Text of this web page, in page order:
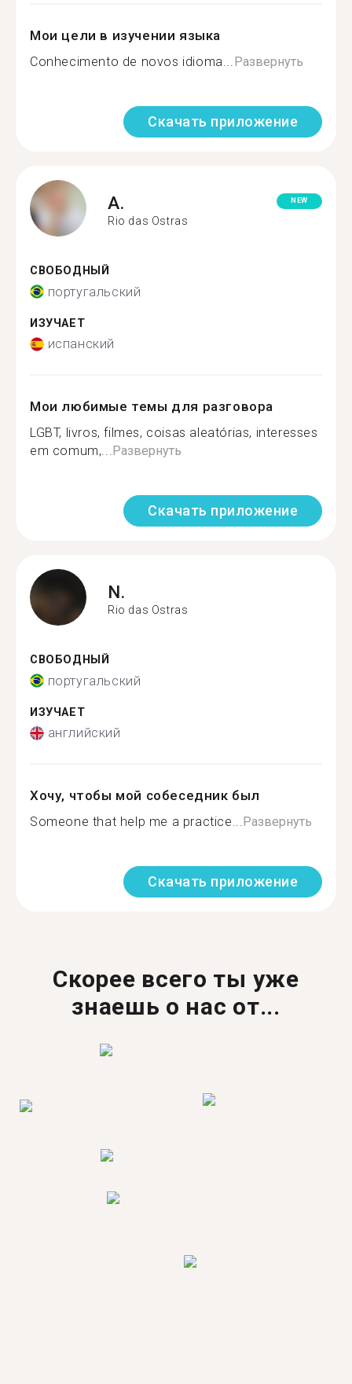
Мои цели в изучении языка
Conhecimento de novos idioma...Развернуть
Скачать приложение
A.
Rio das Ostras
NEW
СВОБОДНЫЙ
португальский
ИЗУЧАЕТ
испанский
Мои любимые темы для разговора
LGBT, livros, filmes, coisas aleatórias, interesses
em comum,...Развернуть
Скачать приложение
N.
Rio das Ostras
СВОБОДНЫЙ
португальский
ИЗУЧАЕТ
английский
Хочу, чтобы мой собеседник был
Someone that help me a practice...Развернуть
Скачать приложение
Скорее всего ты уже
знаешь о нас от...